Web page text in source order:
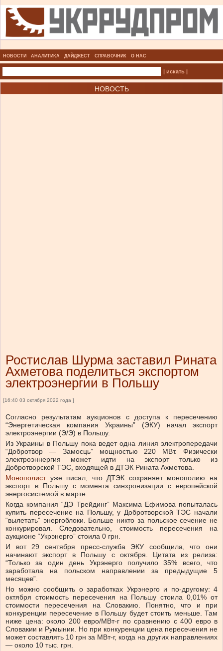
НОВОСТИ АНАЛИТИКА ДАЙДЖЕСТ СПРАВОЧНИК О НАС
| искать |
НОВОСТЬ
Ростислав Шурма заставил Рината
Ахметова поделиться экспортом
электроэнергии в Польшу
[16:40 03 октября 2022 года ]
Согласно результатам аукционов с доступа к пересечению
“Энергетическая компания Украины” (ЭКУ) начал экспорт
электроэнергии (Э/Э) в Польшу.
Из Украины в Польшу пока ведет одна линия электропередачи
“Добротвор — Замосць” мощностью 220 МВт. Физически
электроэннергия может идти на экспорт только из
Добротворской ТЭС, входящей в ДТЭК Рината Ахметова.
Монополистуже писал, что ДТЭК сохраняет монополию на
экспорт в Польшу с момента синхронизации с европейской
энергосистемой в марте.
Когда компания “ДЭ Трейдинг” Максима Ефимова попыталась
купить пересечение на Польшу, у Добротворской ТЭС начали
“вылетать” энергоблоки. Больше никто за польское сечение не
конкурировал. Следовательно, стоимость пересечения на
аукционе “Укрэнерго” стоила 0 грн.
И вот 29 сентября пресс-служба ЭКУ сообщила, что они
начинают экспорт в Польшу с октября. Цитата из релиза:
“Только за один день Укрэнерго получило 35% всего, что
заработала на польском направлении за предыдущие 5
месяцев”.
Но можно сообщить о заработках Укрэнерго и по-другому: 4
октября стоимость пересечения на Польшу стоила 0,01% от
стоимости пересечения на Словакию. Понятно, что и при
конкуренции пересечение в Польшу будет стоить меньше. Там
ниже цена: около 200 евро/МВт-г по сравнению с 400 евро в
Словакии и Румынии. Но при конкуренции цена пересечения не
может составлять 10 грн за МВт-г, когда на других направлениях
— около 10 тыс. грн.